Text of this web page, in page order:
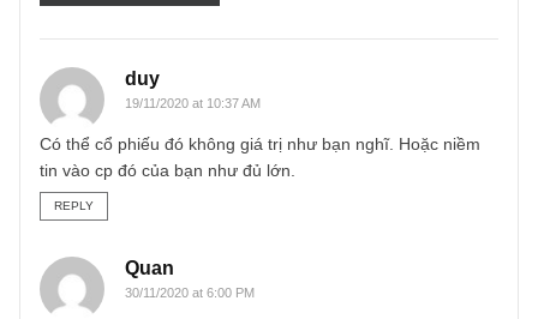
duy
19/11/2020 at 10:37 AM